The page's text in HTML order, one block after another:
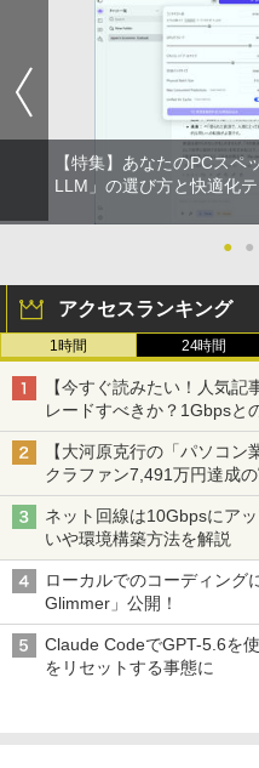
中古
e付・
Q508
ット
s 11 &
ーボー
￥9,800
【★最
937/
フル
パソコ
￥9,999
＼ ★最
ノート
パソコ
8GB
東芝
付き
￥9,999
地デ
n NEC
済 第8
ボード
office
￥
6 Lite
6/32GB
6
両対応
￥
3
-新品-
WHB3
￥
【展示
ズ
モバイ
インチ
バイル
3:2比
HDR対
軽量 自
XBOX
￥
23.8イ
イト付
レイ 中
￥
3
ル液晶
元！
ハーレ
無双の
る〜（
刃ねむ
￥792
ック
emon
ポケモ
￥5,500
創造錬
放され
マジッ
た (7)
￥924
子書
￥924
【特集】あなたのPCス
LLM」の選び方と快適化テ
● ●
アクセスランキング
1時間 24時間
【今すぐ読みたい！人気
レードすべきか？1Gbpsと
Watch
【大河原克行の「パソコン
クラファン7,491万円達成
の静音化を追求
ネット回線は10Gbpsにア
いや環境構築方法を解説
ローカルでのコーディング
Glimmer」公開！
Claude CodeでGPT-5.6を
をリセットする事態に